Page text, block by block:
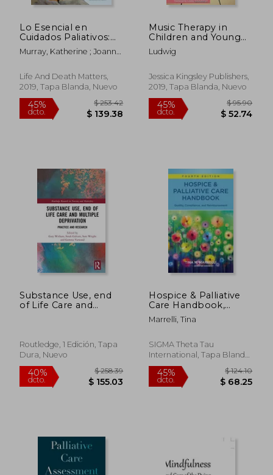
Lo Esencial en
Cuidados Paliativos:
Un Recurso Práctico
en Enfermería
Murray, Katherine ; Joanne,
Life And Death Matters,
2019, Tapa Blanda, Nuevo
45% $ 253.42
$ 139.38
Music Therapy in
Children and Young
People's Palliative
Care (en Inglés)
Ludwig
Jessica Kingsley Publishers,
2019, Tapa Blanda, Nuevo
45%
dcto.
Substance Use, end
of Life Care and
Research in Nursing
and Midwifery) (en
Routledge, 1 Edición, Tapa
Dura, Nuevo
Hospice & Palliative
Care Handbook,
Fourth Edition:
Quality, Compliance,
(en Inglés)
Marrelli, Tina
SIGMA Theta Tau
International, Tapa Blanda,
Nuevo